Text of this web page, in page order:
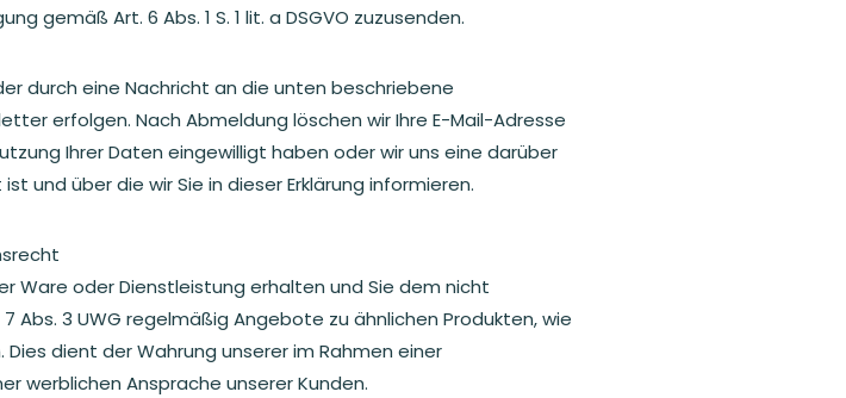
gemäß Art. 6 Abs. 1 S. 1 lit. a DSGVO zuzusenden.
durch eine Nachricht an die unten beschriebene
erfolgen. Nach Abmeldung löschen wir Ihre E-Mail-Adresse
Ihrer Daten eingewilligt haben oder wir uns eine darüber
und über die wir Sie in dieser Erklärung informieren.
Ware oder Dienstleistung erhalten und Sie dem nicht
Abs. 3 UWG regelmäßig Angebote zu ähnlichen Produkten, wie
dient der Wahrung unserer im Rahmen einer
werblichen Ansprache unserer Kunden.